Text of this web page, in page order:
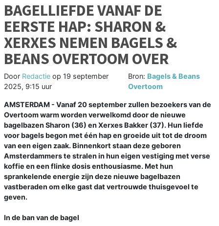
BAGELLIEFDE VANAF DE
EERSTE HAP: SHARON &
XERXES NEMEN BAGELS &
BEANS OVERTOOM OVER
Door Redactie op 19 september
2025, 9:15 uur
Bron: Bagels & Beans
Overtoom
AMSTERDAM - Vanaf 20 september zullen bezoekers van de
Overtoom warm worden verwelkomd door de nieuwe
bagelbazen Sharon (36) en Xerxes Bakker (37). Hun liefde
voor bagels begon met één hap en groeide uit tot de droom
van een eigen zaak. Binnenkort staan deze geboren
Amsterdammers te stralen in hun eigen vestiging met verse
koffie en een flinke dosis enthousiasme. Met hun
sprankelende energie zijn deze nieuwe bagelbazen
vastberaden om elke gast dat vertrouwde thuisgevoel te
geven.
In de ban van de bagel